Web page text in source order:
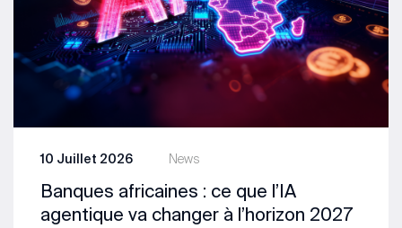
News
10 Juillet 2026
Banques africaines : ce que l’IA
agentique va changer à l’horizon 2027